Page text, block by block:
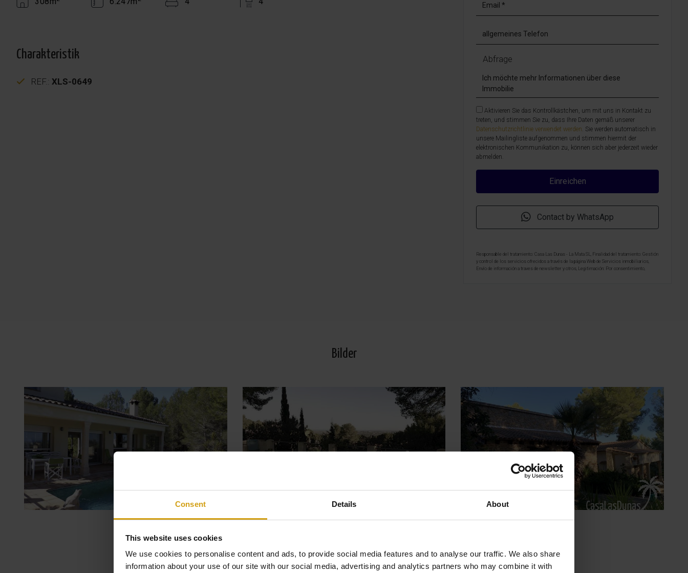
Consent Details About
This website uses cookies
We use cookies to personalise content and ads, to provide social media features and to analyse our traffic. We also share
information about your use of our site with our social media, advertising and analytics partners who may combine it with
Charakteristik
REF.: XLS-0649
Abfrage
Aktivieren Sie das Kontrollkästchen, um mit uns in Kontakt zu
treten, und stimmen Sie zu, dass Ihre Daten gemäß unserer
Datenschutzrichtlinie verwendet werden . Sie werden automatisch in
unsere Mailingliste aufgenommen und stimmen hiermit der
elektronischen Kommunikation zu, können sich aber jederzeit wieder
abmelden.
Contact by WhatsApp
Responsable del tratamiento: Casa Las Dunas - La Mata SL, Finalidad del tratamiento: Gestión
y control de los servicios ofrecidos a través de la página Web de Servicios inmobiliarios,
Envío de información a traves de newsletter y otros, Legitimación: Por consentimiento,
Bilder